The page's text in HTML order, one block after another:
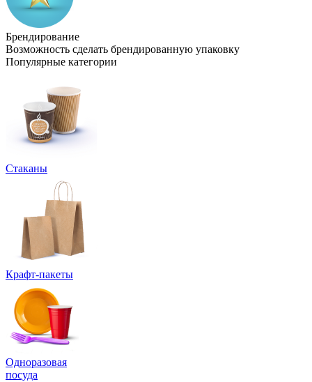
Брендирование
Возможность сделать брендированную упаковку
Популярные категории
Стаканы
Крафт-пакеты
Одноразовая
посуда